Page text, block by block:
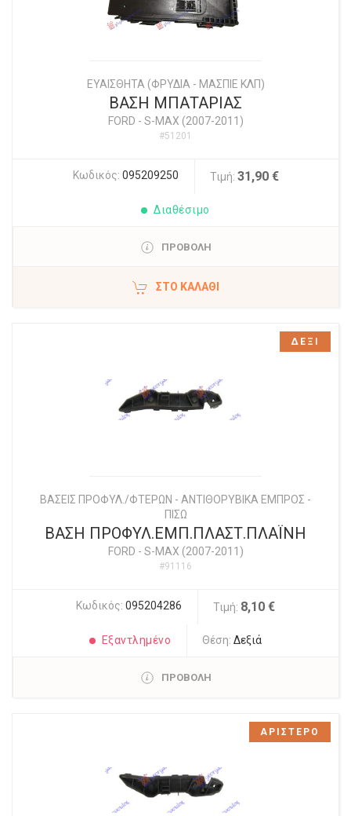
ΕΥΑΙΣΘΗΤΑ (ΦΡΥΔΙΑ - ΜΑΣΠΙΕ ΚΛΠ)
ΒΑΣΗ ΜΠΑΤΑΡΙΑΣ
FORD - S-MAX (2007-2011)
#51201
Κωδικός: 095209250 Τιμή: 31,90 €
Διαθέσιμο
ΠΡΟΒΟΛΗ
ΣΤΟ ΚΑΛΆΘΙ
ΒΑΣΕΙΣ ΠΡΟΦΥΛ./ΦΤΕΡΩΝ - ΑΝΤΙΘΟΡΥΒΙΚΑ ΕΜΠΡΟΣ -
ΠΙΣΩ
ΒΑΣΗ ΠΡΟΦΥΛ.ΕΜΠ.ΠΛΑΣΤ.ΠΛΑΪΝΗ
FORD - S-MAX (2007-2011)
#91116
Κωδικός: 095204286 Τιμή: 8,10 €
Εξαντλημένο Θέση:Δεξιά
ΠΡΟΒΟΛΗ
ΔΕΞΙ
ΑΡΙΣΤΕΡΟ